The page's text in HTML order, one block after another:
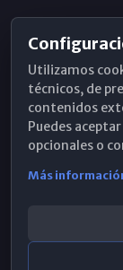
Horarios de
Hemeroteca
WhatsApp
Utilizamos
técnicos, de
contenidos
Puedes
opcionales o
Más